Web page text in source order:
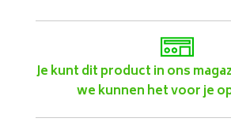
Je kunt dit product in ons
we kunnen het voor je